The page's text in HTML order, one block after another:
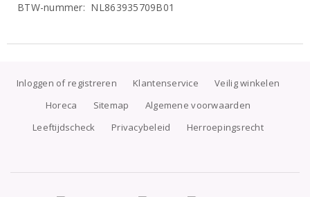
BTW-nummer: NL863935709B01
Inloggen of registreren Klantenservice
Veilig winkelen
Horeca
Sitemap
Algemene voorwaarden
Leeftijdscheck
Privacybeleid Herroepingsrecht